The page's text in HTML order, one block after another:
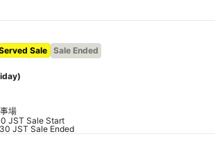
Sale Sale Ended
)
場
JST Sale Start
JST Sale Ended